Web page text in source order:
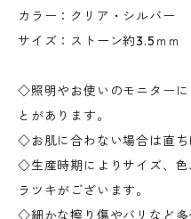
カラー：クリア・シルバー
サイズ：ストーン約3.5ｍｍ
◇照明やお使いのモニターに
とがあります。
◇お肌に合わない場合は直ち
◇生産時期によりサイズ、
ラツキがございます。
◇細かな擦り傷やバリなど